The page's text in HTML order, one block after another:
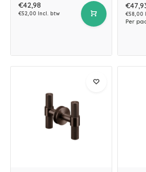
€42,98
€52,00 Incl. btw €58,00
Per